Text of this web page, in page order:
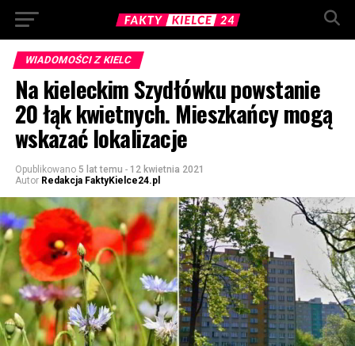
WIADOMOŚCI Z KIELC
Na kieleckim Szydłówku powstanie
20 łąk kwietnych. Mieszkańcy mogą
wskazać lokalizacje
Opublikowano 5 lat temu - 12 kwietnia 2021
Autor Redakcja FaktyKielce24.pl